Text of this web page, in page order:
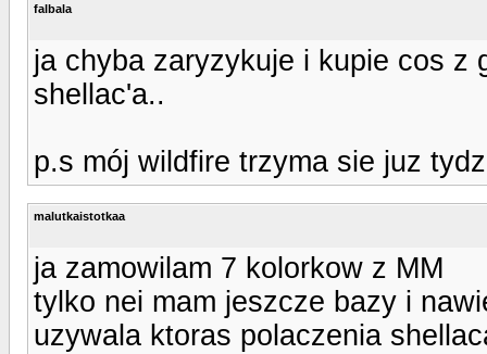
falbala
ja chyba zaryzykuje i kupie cos z
shellac'a..
p.s mój wildfire trzyma sie juz
malutkaistotkaa
ja zamowilam 7 kolorkow z MM
tylko nei mam jeszcze bazy i
uzywala ktoras polaczenia